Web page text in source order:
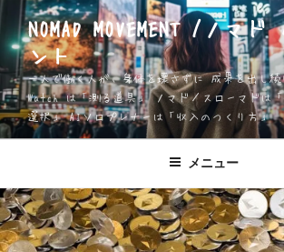
ン
テ
ン
ツ
へ
ス
プ
NOMAD MOVEMENT /ノマ
ント
一人で働く人が、身体を壊さずに 成果を出し
Watch は「測る道具」 ノマド／スローマドは
選択」 AIソロプレナーは「収入のつくり方」
メニュー